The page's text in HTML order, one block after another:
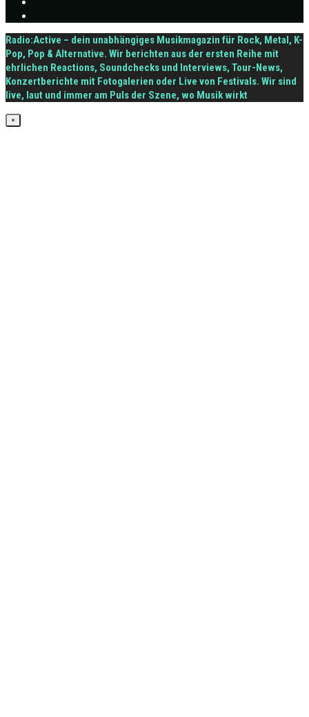
Radio:Active – dein unabhängiges Musikmagazin für Rock, Metal, K-
Pop, Pop & Alternative. Wir berichten aus der ersten Reihe mit
ehrlichen Reactions, Soundchecks und Interviews, Tour-News,
Konzertberichte mit Fotogalerien oder Live von Festivals. Wir sind
live, laut und immer am Puls der Szene, wo Musik wirkt
×